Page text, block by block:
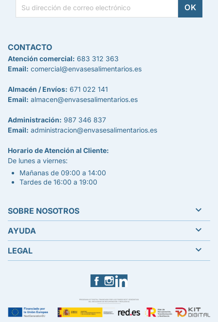
Facebook
CONTACTO
Atención comercial: 683 312 363
Email: comercial@envasesalimentarios.es
Almacén / Envíos: 671 022 141
Email: almacen@envasesalimentarios.es
Administración: 987 346 837
Email: administracion@envasesalimentarios.es
Horario de Atención al Cliente:
De lunes a viernes:
Mañanas de 09:00 a 14:00
Tardes de 16:00 a 19:00
SOBRE NOSOTROS 
AYUDA 
LEGAL 